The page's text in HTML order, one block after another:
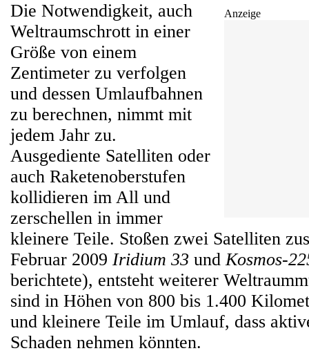
Anzeige
Die Notwendigkeit, auch
Weltraumschrott in einer
Größe von einem
Zentimeter zu verfolgen
und dessen Umlaufbahnen
zu berechnen, nimmt mit
jedem Jahr zu.
Ausgediente Satelliten oder
auch Raketenoberstufen
kollidieren im All und
zerschellen in immer
kleinere Teile. Stoßen zwei Satelliten
Februar 2009 Iridium 33 undKosmos-
berichtete), entsteht weiterer
sind in Höhen von 800 bis 1.400
und kleinere Teile im Umlauf, dass
Schaden nehmen könnten.